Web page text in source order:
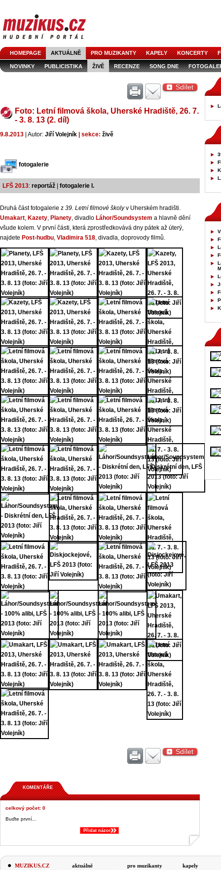
HOMEPAGE AKTUÁLNĚ PRO MUZIKANTY KAPELY KONCERTY
NOVINKY PUBLICISTIKA ŽIVĚ RECENZE SONG DNE
Sdílet
Foto: Letní filmová škola, Uherské Hradiště, 26. 7.
- 3. 8. 13 (2. díl)
9.8.2013 | Autor: Jiří Volejník | sekce: živě
fotogalerie
LFŠ 2013: reportáž fotogalerie I.
Druhá část fotogalerie z 39. Letní filmové školyv Uherském hradišti.
Umakart, Kazety, Planety, divadlo Láhor/Soundsystem a hlavně dění
všude kolem. V první části, která zprostředkovává dny pátek až úterý,
najdete Post-hudbu, Vladimira 518, divadla, doprovody filmů.
Sdílet
KOMENTÁŘE
celkový počet: 0
Buďte první...
Přidat názor
MUZIKUS.CZ
aktuálně
pro muzikanty
kapely